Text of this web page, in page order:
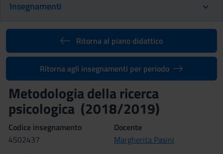
Insegnamenti
Ritorna al piano didattico
Ritorna agli insegnamenti per periodo
Metodologia della ricerca
psicologica (2018/2019)
Codice insegnamento
4S02437
Docente
Margherita Pasini